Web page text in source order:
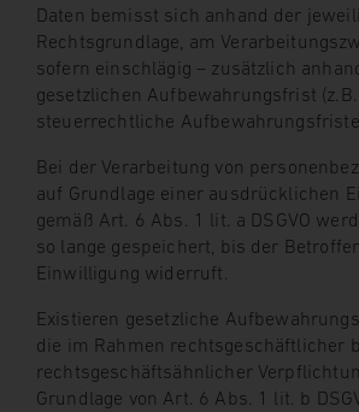
Daten bemisst sich anhand der
Rechtsgrundlage, am
sofern einschlägig – zusätzlich
gesetzlichen Aufbewahrungsfrist
steuerrechtliche
Bei der Verarbeitung von
auf Grundlage einer ausdrücklichen
gemäß Art. 6 Abs. 1 lit. a DSGVO
so lange gespeichert, bis der
Einwilligung widerruft.
Existieren gesetzliche
die im Rahmen rechtsgeschäftlicher
rechtsgeschäftsähnlicher
Grundlage von Art. 6 Abs. 1 lit. b